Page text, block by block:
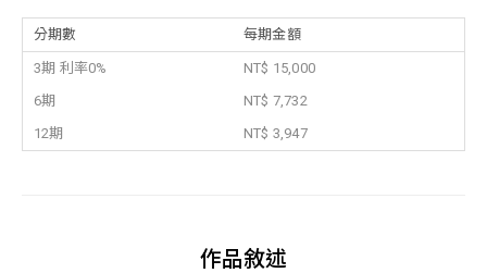
分期數 每期金額
3期 利率0%
NT$ 15,000
6期
NT$ 7,732
12期
NT$ 3,947
作品敘述